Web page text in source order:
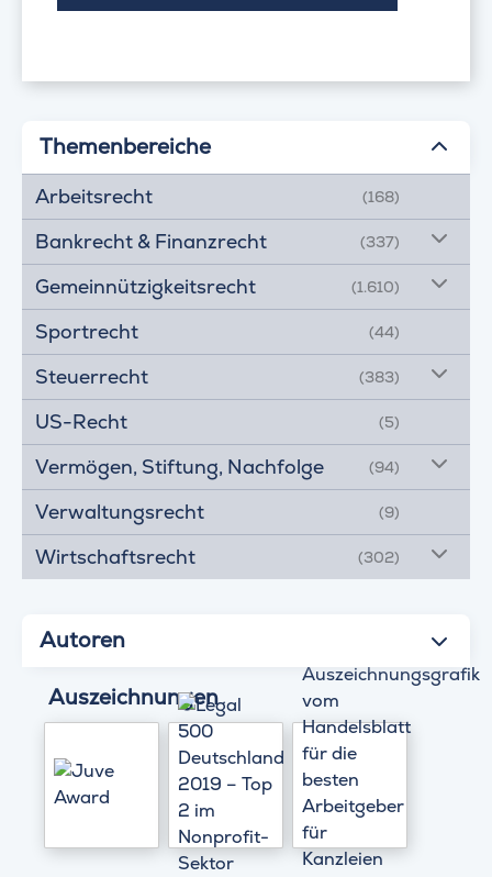
Themenbereiche
Arbeitsrecht (168)
Bankrecht & Finanzrecht (337)
Gemeinnützigkeitsrecht (1.610)
Sportrecht (44)
Steuerrecht (383)
US-Recht (5)
Vermögen, Stiftung, Nachfolge (94)
Verwaltungsrecht (9)
Wirtschaftsrecht (302)
Autoren
Auszeichnungen